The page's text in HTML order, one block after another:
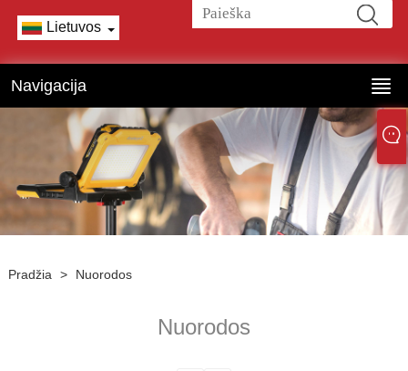
Lietuvos
Navigacija
Pradžia > Nuorodos
Nuorodos